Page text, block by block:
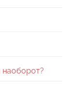
наоборот?